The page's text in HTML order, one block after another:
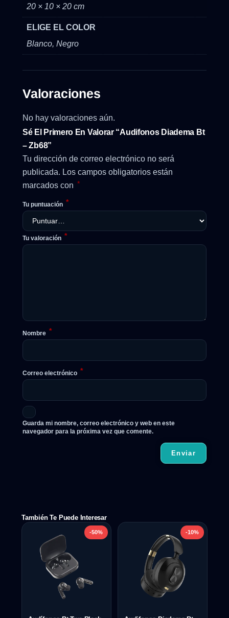
20 × 10 × 20 cm
ELIGE EL COLOR
Blanco, Negro
Valoraciones
No hay valoraciones aún.
Sé El Primero En Valorar “Audifonos Diadema Bt
– Zb68”
Tu dirección de correo electrónico no será
publicada. Los campos obligatorios están
marcados con *
Tu puntuación *
Tu valoración *
Nombre *
Correo electrónico *
Guarda mi nombre, correo electrónico y web en este
navegador para la próxima vez que comente.
También Te Puede Interesar
-50% -10%